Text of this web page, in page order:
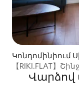
Կոնդոմինիում
【RIKI.FLAT】
սանդուղքներ 20
Վարձով